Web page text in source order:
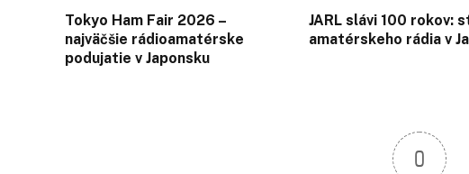
Tokyo Ham Fair 2026 –
najväčšie rádioamatérske
podujatie v Japonsku
JARL slávi 100 rokov:
amatérskeho rádia v
0